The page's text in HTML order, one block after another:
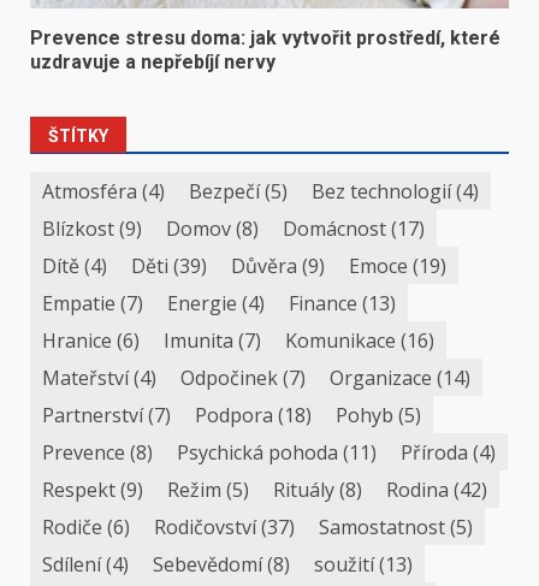
Prevence stresu doma: jak vytvořit prostředí, které
uzdravuje a nepřebíjí nervy
ŠTÍTKY
Atmosféra (4) Bezpečí(5) Bez technologií(4)
Blízkost(9) Domov(8) Domácnost(17)
Dítě(4) Děti (39) Důvěra (9) Emoce (19)
Empatie (7) Energie (4) Finance (13)
Hranice (6) Imunita (7) Komunikace (16)
Mateřství(4) Odpočinek(7) Organizace (14)
Partnerství(7) Podpora (18) Pohyb (5)
Prevence (8) Psychická pohoda (11) Příroda (4)
Respekt(9) Režim (5) Rituály(8) Rodina (42)
Rodiče (6) Rodičovství(37) Samostatnost(5)
Sdílení(4) Sebevědomí(8) soužití(13)